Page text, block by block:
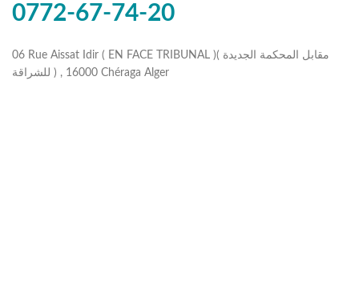
0772-67-74-20
06 Rue Aissat Idir ( EN FACE TRIBUNAL )( مقابل المحكمة الجديدة
للشراقة ) , 16000 Chéraga Alger